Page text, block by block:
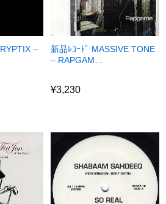
–
新品ﾚｺｰﾄﾞ MASSIVE TONE
– RAPGAM…
¥3,230